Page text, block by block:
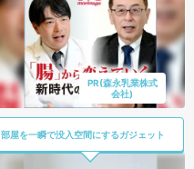
PR(森永乳業株式
会社)
部屋を一瞬で没入空間にするガジェット